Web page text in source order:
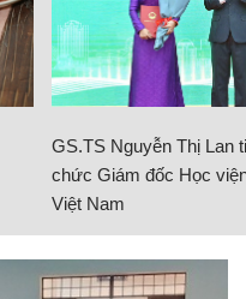
GS.TS Nguyễn Thị Lan
chức Giám đốc Học
Việt Nam